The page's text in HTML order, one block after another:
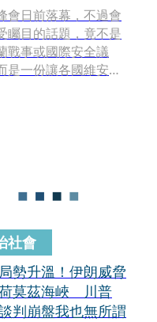
會日前落幕，不過會
矚目的話題，竟不是
戰事或國際安全議
是一份讓各國維安團
讓不少國家領袖返國
的外交難題。
社會
勢升溫！伊朗威脅
莫茲海峽 川普
判崩盤我也無所謂